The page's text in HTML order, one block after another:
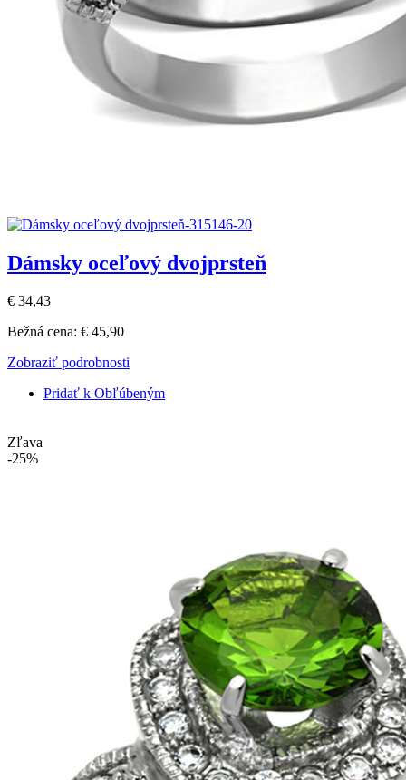
Dámsky oceľový dvojprsteň
€ 34,43
Bežná cena: € 45,90
Zobraziť podrobnosti
Pridať k Obľúbeným
Zľava
-25%